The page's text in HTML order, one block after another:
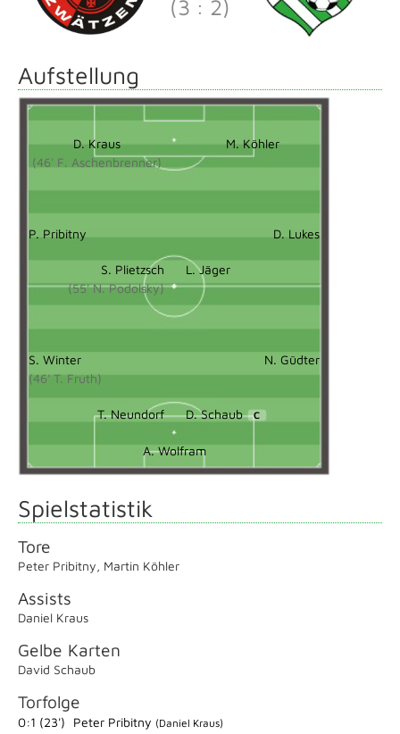
(3 : 2)
Aufstellung
D. Kraus
(46' F. Aschenbrenner)
M. Köhler
P. Pribitny D. Lukes
S. Plietzsch
(55' N. Podolsky)
L. Jäger
S. Winter
(46' T. Fruth)
N. Güdter
T. Neundorf D. Schaub C
A. Wolfram
Spielstatistik
Tore
Peter Pribitny, Martin Köhler
Assists
Daniel Kraus
Gelbe Karten
David Schaub
Torfolge
0:1 (23') Peter Pribitny (Daniel Kraus)